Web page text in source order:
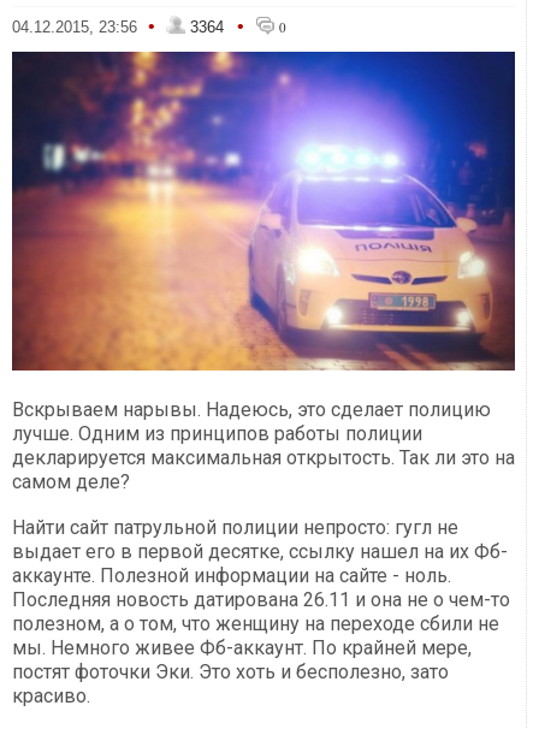
04.12.2015, 23:56 • 3364 • 0
Вскрываем нарывы. Надеюсь, это сделает полицию
лучше. Одним из принципов работы полиции
декларируется максимальная открытость. Так ли это на
самом деле?
Найти сайт патрульной полиции непросто: гугл не
выдает его в первой десятке, ссылку нашел на их Фб-
аккаунте. Полезной информации на сайте - ноль.
Последняя новость датирована 26.11 и она не о чем-то
полезном, а о том, что женщину на переходе сбили не
мы. Немного живее Фб-аккаунт. По крайней мере,
постят фоточки Эки. Это хоть и бесполезно, зато
красиво.